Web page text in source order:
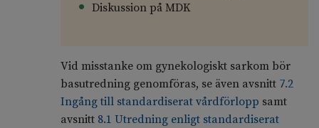
Diskussion på MDK
Vid misstanke om gynekologiskt sarkom bör
basutredning genomföras, se även avsnitt 7.2
Ingång till standardiserat vårdförlopp samt
avsnitt 8.1 Utredning enligt standardiserat